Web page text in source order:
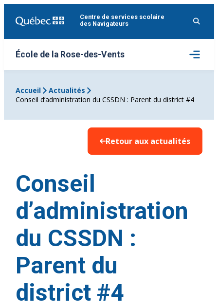
Centre de services scolaire
des Navigateurs
École de la Rose-des-Vents
Ouvrir
le
menu
Accueil
Actualités
Conseil d’administration du CSSDN : Parent du district #4
Retour aux actualités
Conseil
d’administration
du CSSDN :
Parent du
district #4